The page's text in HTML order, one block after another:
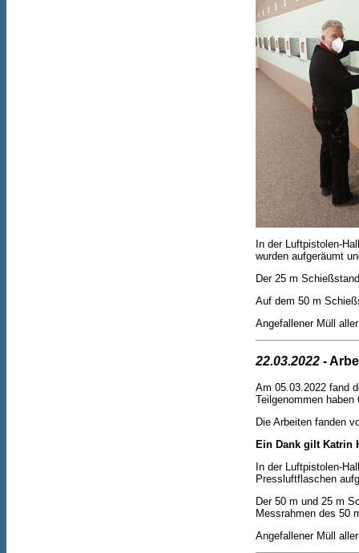
In der Luftpistolen-
wurden aufgeräumt
Der 25 m
Auf dem 50 m
Angefallener Müll
22.03.2022 -
Am 05.03.2022 fand
Teilgenommen haben
Die Arbeiten fanden
Ein Dank gilt Katrin
In der Luftpistolen-
Pressluftflaschen
Der 50 m und 25 m
Messrahmen des 50
Angefallener Müll